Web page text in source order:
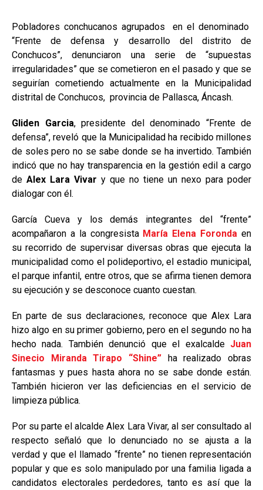
Pobladores conchucanos agrupados en el denominado
“Frente de defensa y desarrollo del distrito de
Conchucos”, denunciaron una serie de “supuestas
irregularidades” que se cometieron en el pasado y que se
seguirían cometiendo actualmente en la Municipalidad
distrital de Conchucos, provincia de Pallasca, Áncash.
Gliden Garcia, presidente del denominado “Frente de
defensa”, reveló que la Municipalidad ha recibido millones
de soles pero no se sabe donde se ha invertido. También
indicó que no hay transparencia en la gestión edil a cargo
de Alex Lara Vivar y que no tiene un nexo para poder
dialogar con él.
García Cueva y los demás integrantes del “frente”
acompañaron a la congresista María Elena Foronda en
su recorrido de supervisar diversas obras que ejecuta la
municipalidad como el polideportivo, el estadio municipal,
el parque infantil, entre otros, que se afirma tienen demora
su ejecución y se desconoce cuanto cuestan.
En parte de sus declaraciones, reconoce que Alex Lara
hizo algo en su primer gobierno, pero en el segundo no ha
hecho nada. También denunció que el exalcalde Juan
Sinecio Miranda Tirapo
“Shine” ha realizado obras
fantasmas y pues hasta ahora no se sabe donde están.
También hicieron ver las deficiencias en el servicio de
limpieza pública.
Por su parte el alcalde Alex Lara Vivar, al ser consultado al
respecto señaló que lo denunciado no se ajusta a la
verdad y que el llamado “frente” no tienen representación
popular y que es solo manipulado por una familia ligada a
candidatos electorales perdedores, tanto es así que la